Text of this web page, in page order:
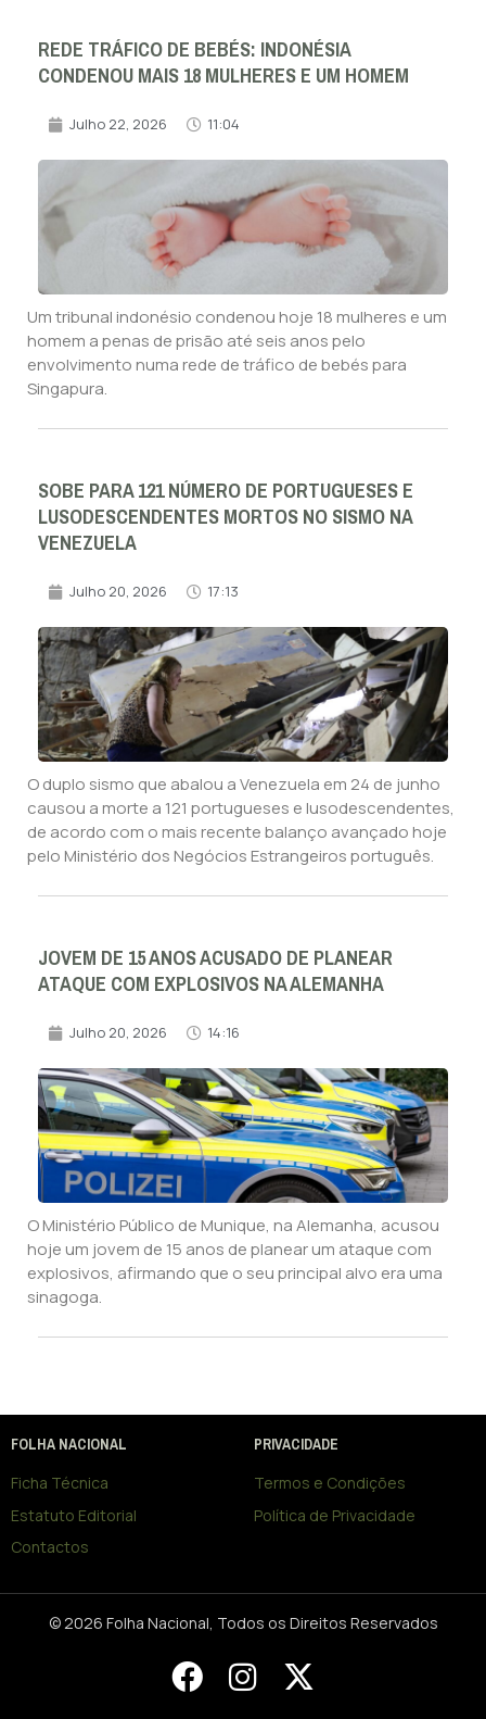
REDE TRÁFICO DE BEBÉS: INDONÉSIA
CONDENOU MAIS 18 MULHERES E UM HOMEM
Julho 22, 2026 11:04
Um tribunal indonésio condenou hoje 18 mulheres e um
homem a penas de prisão até seis anos pelo
envolvimento numa rede de tráfico de bebés para
Singapura.
SOBE PARA 121 NÚMERO DE PORTUGUESES E
LUSODESCENDENTES MORTOS NO SISMO NA
VENEZUELA
Julho 20, 2026 17:13
O duplo sismo que abalou a Venezuela em 24 de junho
causou a morte a 121 portugueses e lusodescendentes,
de acordo com o mais recente balanço avançado hoje
pelo Ministério dos Negócios Estrangeiros português.
JOVEM DE 15 ANOS ACUSADO DE PLANEAR
ATAQUE COM EXPLOSIVOS NA ALEMANHA
Julho 20, 2026 14:16
O Ministério Público de Munique, na Alemanha, acusou
hoje um jovem de 15 anos de planear um ataque com
explosivos, afirmando que o seu principal alvo era uma
sinagoga.
FOLHA NACIONAL
Ficha Técnica
Estatuto Editorial
Contactos
PRIVACIDADE
Termos e Condições
Política de Privacidade
© 2026 Folha Nacional, Todos os Direitos Reservados